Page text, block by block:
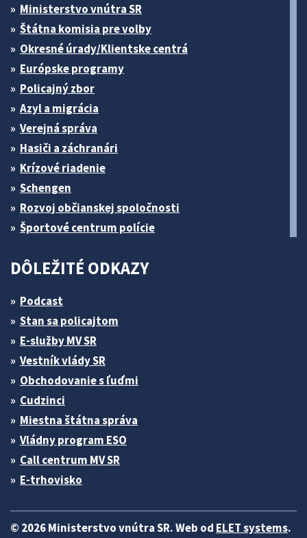
Ministerstvo vnútra SR
Štátna komisia pre volby
Okresné úrady/Klientske centrá
Európske programy
Policajný zbor
Azyl a migrácia
Verejná správa
Hasiči a záchranári
Krízové riadenie
Schengen
Rozvoj občianskej spoločnosti
Športové centrum polície
DÔLEŽITÉ ODKAZY
Podcast
Stan sa policajtom
E-služby MV SR
Vestník vlády SR
Obchodovanie s ľuďmi
Cudzinci
Miestna štátna správa
Vládny program ESO
Call centrum MV SR
E-trhovisko
© 2026 Ministerstvo vnútra SR. Web od ELET systems.